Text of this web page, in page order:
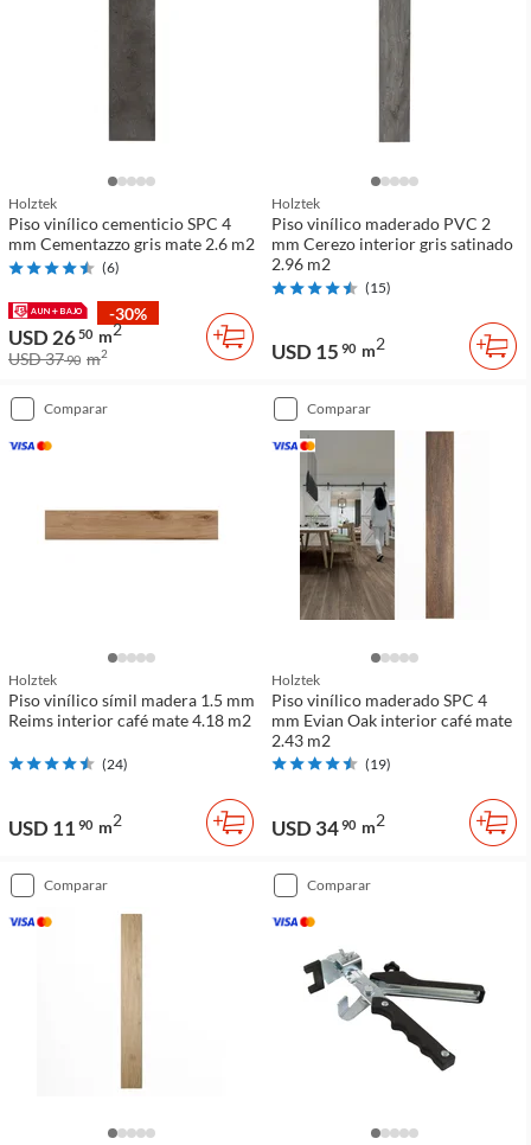
Holztek
Piso vinílico cementicio SPC 4
mm Cementazzo gris mate 2.6 m2
(6)
-30%
USD 2650 m2
USD 3790 m2
Holztek
Piso vinílico maderado PVC 2
mm Cerezo interior gris satinado
2.96 m2
(15)
USD 15 90 m2
comparar
Holztek
Piso vinílico símil madera 1.5 mm
Reims interior café mate 4.18 m2
(24)
USD 11 90 m2
comparar
Holztek
Piso vinílico maderado SPC 4
mm Evian Oak interior café mate
2.43 m2
(19)
USD 3490 m2
comparar comparar